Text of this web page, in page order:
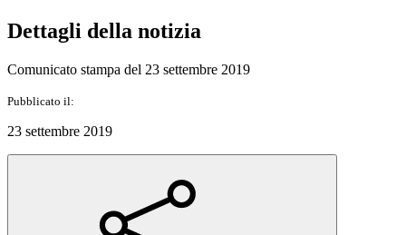
Dettagli della notizia
Comunicato stampa del 23 settembre 2019
Pubblicato il:
23 settembre 2019